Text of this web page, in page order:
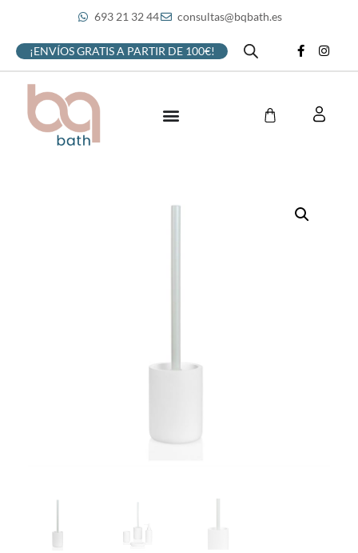
693 21 32 44 consultas@bqbath.es
¡ENVÍOS GRATIS A PARTIR DE 100€!